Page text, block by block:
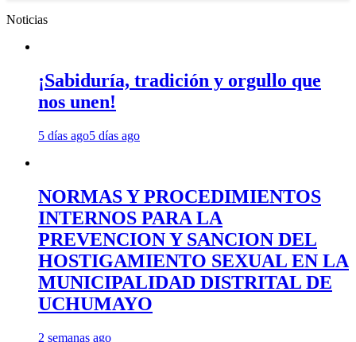
Noticias
¡Sabiduría, tradición y orgullo que
nos unen!
5 días ago5 días ago
NORMAS Y PROCEDIMIENTOS
INTERNOS PARA LA
PREVENCION Y SANCION DEL
HOSTIGAMIENTO SEXUAL EN LA
MUNICIPALIDAD DISTRITAL DE
UCHUMAYO
2 semanas ago